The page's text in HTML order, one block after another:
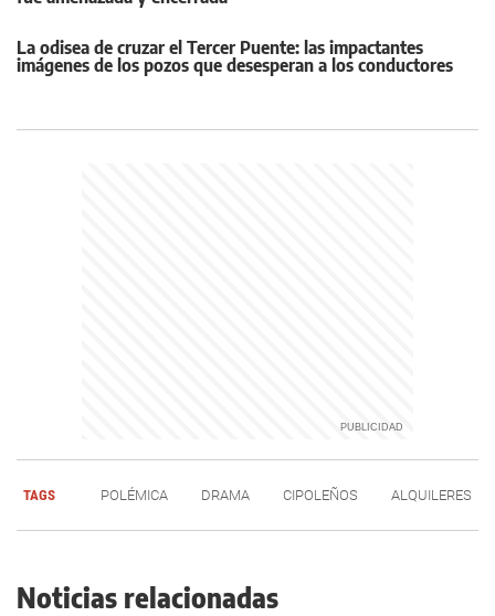
La odisea de cruzar el Tercer Puente: las impactantes
imágenes de los pozos que desesperan a los conductores
TAGS POLÉMICA DRAMA CIPOLEÑOS ALQUILERES
Noticias relacionadas